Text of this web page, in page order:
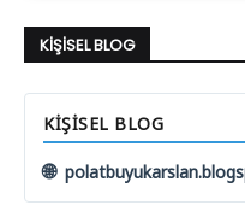
KIŞISEL BLOG
KIŞISEL BLOG
🌐